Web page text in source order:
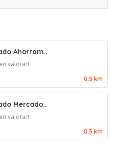
Ahorram..
valorar!
0.5 km
Mercado..
valorar!
0.5 km